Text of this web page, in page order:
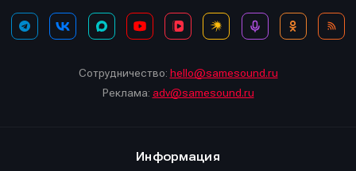
Сотрудничество: hello@samesound.ru
Реклама: adv@samesound.ru
Информация